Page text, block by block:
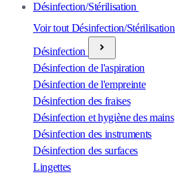
Désinfection/Stérilisation
Voir tout Désinfection/Stérilisation
Désinfection
Désinfection de l'aspiration
Désinfection de l'empreinte
Désinfection des fraises
Désinfection et hygiène des mains
Désinfection des instruments
Désinfection des surfaces
Lingettes